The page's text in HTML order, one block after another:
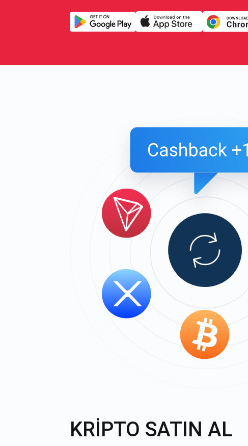
KRİPTO SATIN AL